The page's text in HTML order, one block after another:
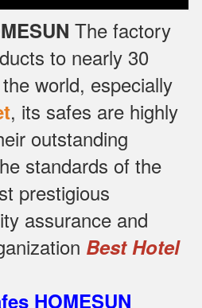
The factory
to nearly 30
world, especially
, its safes are highly
outstanding
standards of the
prestigious
assurance and
Best Hotel
HOMESUN